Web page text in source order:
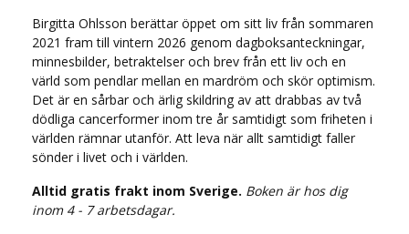
Birgitta Ohlsson berättar öppet om sitt liv från sommaren
2021 fram till vintern 2026 genom dagboksanteckningar,
minnesbilder, betraktelser och brev från ett liv och en
värld som pendlar mellan en mardröm och skör optimism.
Det är en sårbar och ärlig skildring av att drabbas av två
dödliga cancerformer inom tre år samtidigt som friheten i
världen rämnar utanför. Att leva när allt samtidigt faller
sönder i livet och i världen.
Alltid gratis frakt inom Sverige. Boken är hos dig
inom 4 - 7 arbetsdagar.